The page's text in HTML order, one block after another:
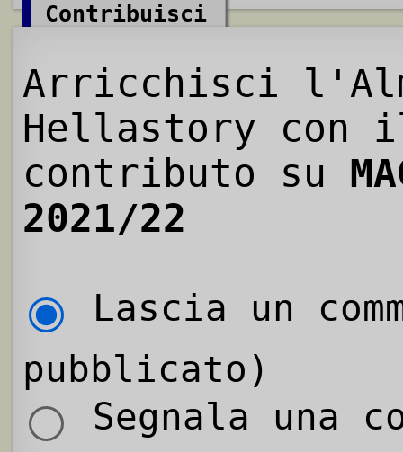
Contribuisci
Arricchisci
Hellastory con
contributo su
2021/22
Lascia un
pubblicato)
Segnala una